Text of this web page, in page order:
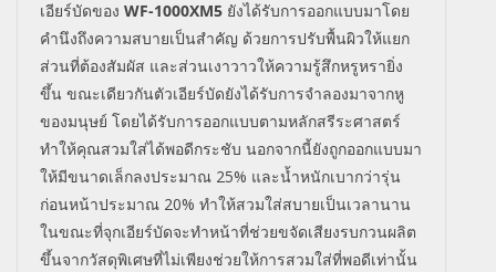
เอียร์บัดของ WF-1000XM5 ยังได้รับการออกแบบมาโดย
คำนึงถึงความสบายเป็นสำคัญ ด้วยการปรับพื้นผิวให้แยก
ส่วนที่ต้องสัมผัส และส่วนเงาวาวให้ความรู้สึกหรูหรายิ่ง
ขึ้น ขณะเดียวกันตัวเอียร์บัดยังได้รับการจำลองมาจากหู
ของมนุษย์ โดยได้รับการออกแบบตามหลักสรีระศาสตร์
ทำให้คุณสวมใส่ได้พอดีกระชับ นอกจากนี้ยังถูกออกแบบมา
ให้มีขนาดเล็กลงประมาณ 25% และน้ำหนักเบากว่ารุ่น
ก่อนหน้าประมาณ 20% ทำให้สวมใส่สบายเป็นเวลานาน
ในขณะที่จุกเอียร์บัดจะทำหน้าที่ช่วยขจัดเสียงรบกวนผลิต
ขึ้นจากวัสดุพิเศษที่ไม่เพียงช่วยให้การสวมใส่ที่พอดีเท่านั้น